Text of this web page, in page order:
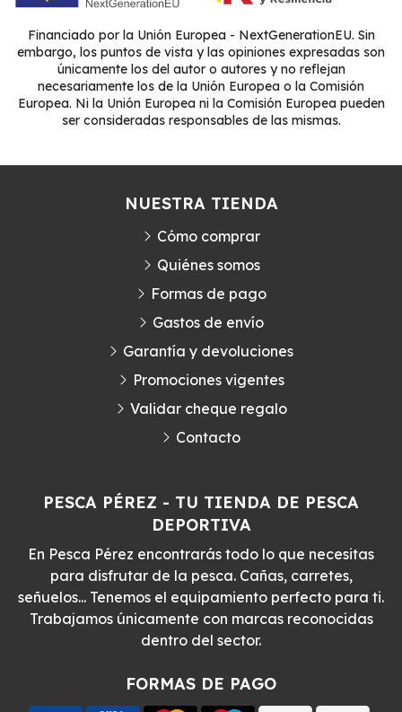
Financiado por la Unión Europea - NextGenerationEU. Sin
embargo, los puntos de vista y las opiniones expresadas son
únicamente los del autor o autores y no reflejan
necesariamente los de la Unión Europea o la Comisión
Europea. Ni la Unión Europea ni la Comisión Europea pueden
ser consideradas responsables de las mismas.
PESCA PÉREZ - TU TIENDA DE PESCA
DEPORTIVA
En Pesca Pérez encontrarás todo lo que necesitas
para disfrutar de la pesca. Cañas, carretes,
señuelos... Tenemos el equipamiento perfecto para ti.
Trabajamos únicamente con marcas reconocidas
dentro del sector.
FORMAS DE PAGO
NUESTRA TIENDA
Cómo comprar
Quiénes somos
Formas de pago
Gastos de envío
Garantía y devoluciones
Promociones vigentes
Validar cheque regalo
Contacto